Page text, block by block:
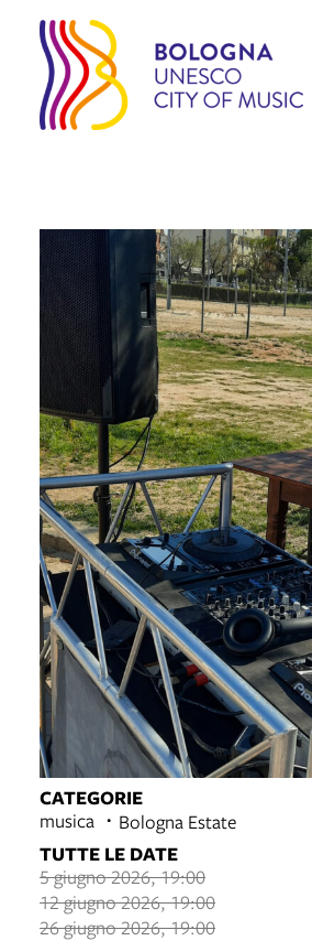
CATEGORIE
musica
Bologna Estate
TUTTE LE DATE
5 giugno 2026, 19:00
12 giugno 2026, 19:00
26 giugno 2026, 19:00